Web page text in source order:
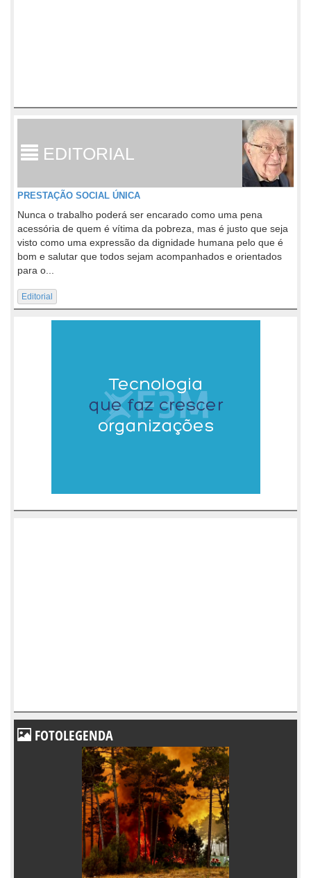
EDITORIAL
PRESTAÇÃO SOCIAL ÚNICA
Nunca o trabalho poderá ser encarado como uma pena
acessória de quem é vítima da pobreza, mas é justo que seja
visto como uma expressão da dignidade humana pelo que é
bom e salutar que todos sejam acompanhados e orientados
para o...
Editorial
FOTOLEGENDA